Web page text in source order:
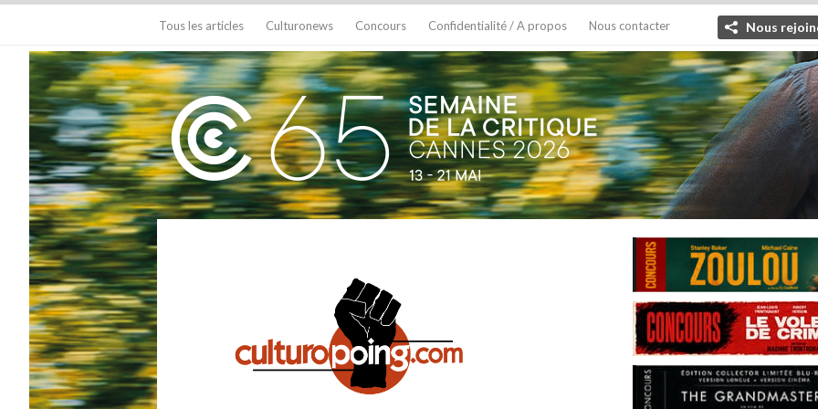
Tous les articles Culturonews Concours Confidentialité / A propos Nous contacter Nous